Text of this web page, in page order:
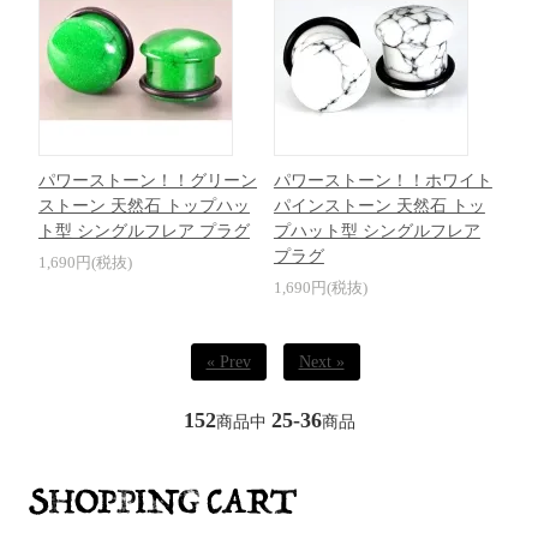
パワーストーン！！グリーン
ストーン 天然石 トップハッ
ト型 シングルフレア プラグ
1,690円(税抜)
パワーストーン！！ホワイト
パインストーン 天然石 トッ
プハット型 シングルフレア
プラグ
1,690円(税抜)
« Prev Next »
152商品中 25-36商品